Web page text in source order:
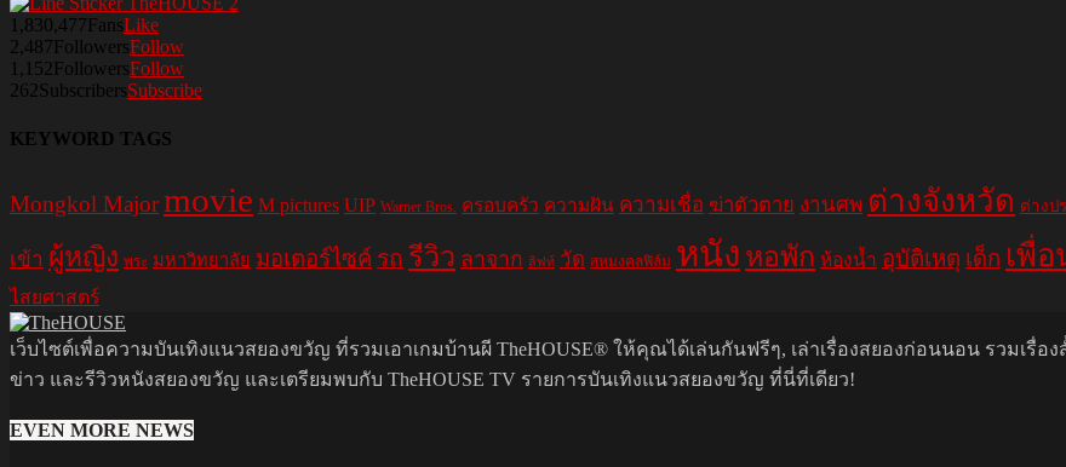
1,830,477FansLike
2,487FollowersFollow
1,152FollowersFollow
262SubscribersSubscribe
KEYWORD TAGS
Mongkol Majormovie M pictures UIP Warner Bros. ครอบครัว ความฝัน ความเชื่อ ฆ่าตัวตาย งานศพ ต่างจังหวัด ต่างป
เข้า ผู้หญิง พระ มหาวิทยาลัย มอเตอร์ไซค์ รถ รีวิว ลาจาก ลิฟท์ วัด สหมงคลฟิล์ม หนัง หอพัก ห้องน้ำ อุบัติเหตุ เด็ก เพื่อ
ไสยศาสตร์
เว็บไซต์เพื่อความบันเทิงแนวสยองขวัญ ที่รวมเอาเกมบ้านผี TheHOUSE® ให้คุณได้เล่นกันฟรีๆ, เล่าเรื่องสยองก่อนนอน รวม
ข่าว และรีวิวหนังสยองขวัญ และเตรียมพบกับ TheHOUSE TV รายการบันเทิงแนวสยองขวัญ ที่นี่ที่เดียว!
EVEN MORE NEWS